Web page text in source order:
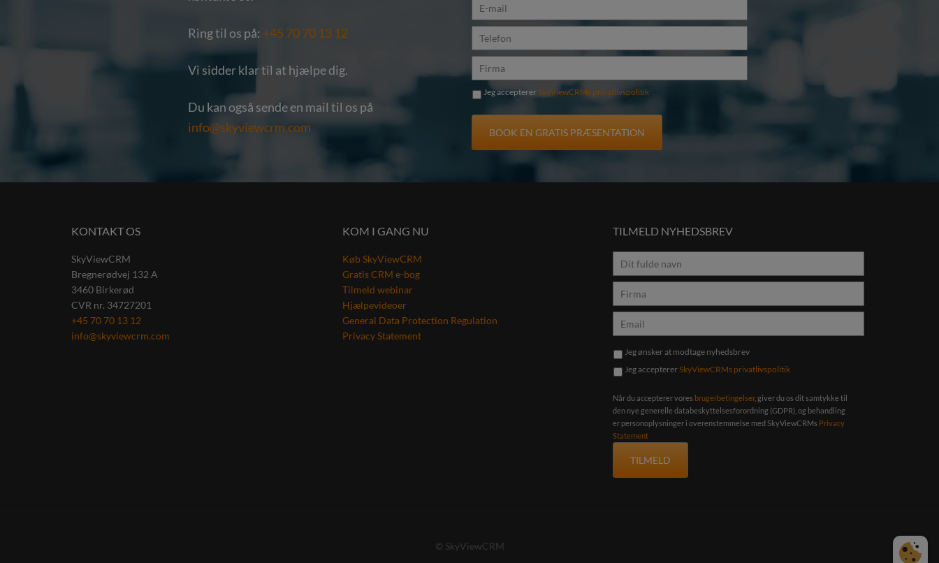
Ring til os på: +45 70 70 13 12
Vi sidder klar til at hjælpe dig.
Du kan også sende en mail til os på
info@skyviewcrm.com
Jeg accepterer SkyViewCRMs privatlivspolitik
KONTAKT OS
SkyViewCRM
Bregnerødvej 132 A
3460 Birkerød
CVR nr. 34727201
+45 70 70 13 12
info@skyviewcrm.com
KOM I GANG NU
Køb SkyViewCRM
Gratis CRM e-bog
Tilmeld webinar
Hjælpevideoer
General Data Protection Regulation
Privacy Statement
TILMELD NYHEDSBREV
Jeg ønsker at modtage nyhedsbrev
Jeg acceptererSkyViewCRMs privatlivspolitik
Når du accepterer vores brugerbetingelser, giver du os dit samtykke til
den nye generelle databeskyttelsesforordning (GDPR), og behandling
er personoplysninger i overenstemmelse med SkyViewCRMs Privacy
Statement
© SkyViewCRM